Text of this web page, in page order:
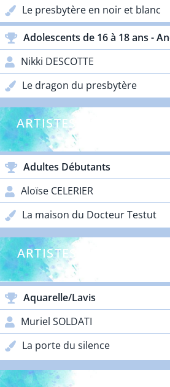
Le presbytère en noir et blanc
Adolescents de 16 à 18 ans -
Nikki DESCOTTE
Le dragon du presbytère
ARTISTES
Adultes Débutants
Aloïse CELERIER
La maison du Docteur Testut
ARTISTES
Aquarelle/Lavis
Muriel SOLDATI
La porte du silence